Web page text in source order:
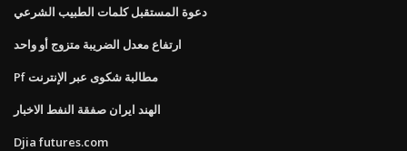
دعوة المستقبل كلمات الطبيب الشرعي
ارتفاع معدل الضريبة متزوج أو واحد
Pf مطالبة شكوى عبر الإنترنت
الهند ايران صفقة النفط الاخبار
Djia futures.com